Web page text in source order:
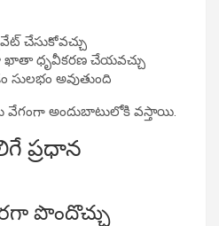
చేసుకోవచ్చు
ఖాతా ధృవీకరణ చేయవచ్చు
సులభం అవుతుంది
వేగంగా అందుబాటులోకి వస్తాయి.
ప్రధాన
పొందొచ్చు